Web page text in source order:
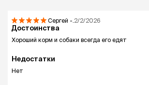
Сергей -. 2/2/2026
Достоинства
Хороший корм и собаки всегда его едят
Недостатки
Нет